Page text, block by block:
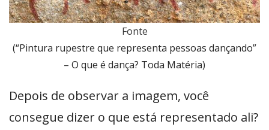
Fonte
(“Pintura rupestre que representa pessoas dançando”
– O que é dança? Toda Matéria)
Depois de observar a imagem, você
consegue dizer o que está representado ali?